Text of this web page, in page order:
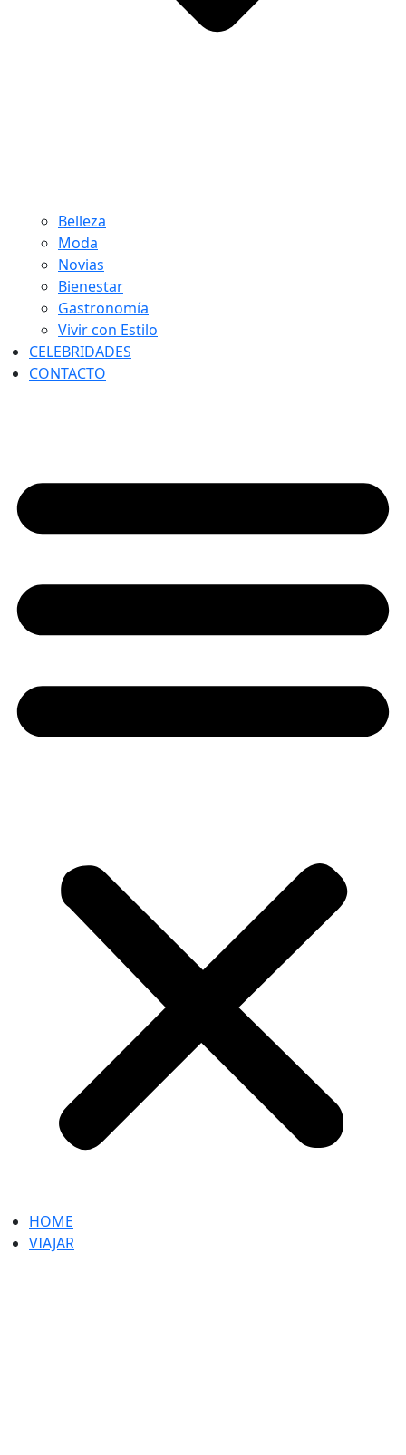
Belleza
Moda
Novias
Bienestar
Gastronomía
Vivir con Estilo
CELEBRIDADES
CONTACTO
HOME
VIAJAR